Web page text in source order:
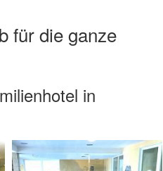
für die ganze
in